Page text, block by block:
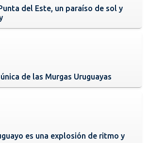
del Este, un paraíso de sol y
de las Murgas Uruguayas
es una explosión de ritmo y